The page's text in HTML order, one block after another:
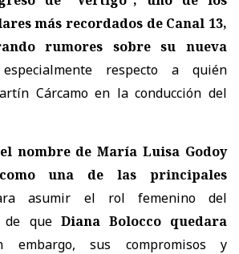
más recordados de Canal 13,
rumores sobre su nueva
respecto a quién
Cárcamo en la conducción del
el nombre de María Luisa Godoy
una de las principales
asumir el rol femenino del
de que Diana Bolocco quedara
embargo, sus compromisos y